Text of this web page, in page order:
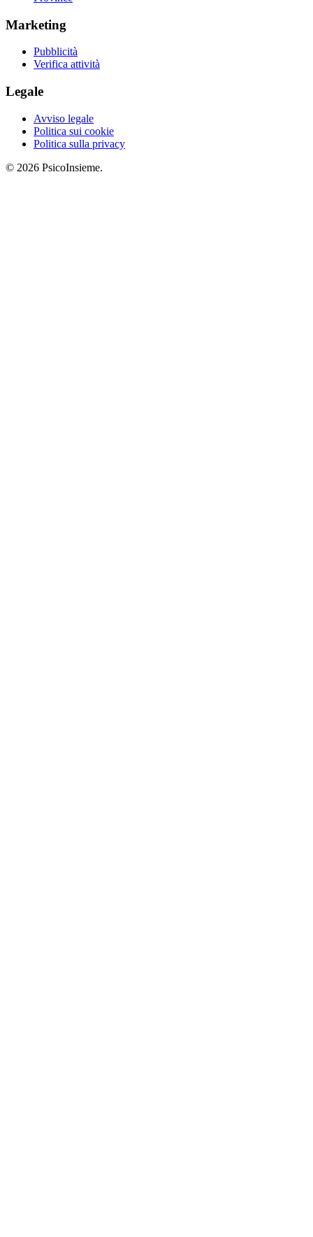
Marketing
Pubblicità
Verifica attività
Legale
Avviso legale
Politica sui cookie
Politica sulla privacy
© 2026 PsicoInsieme.